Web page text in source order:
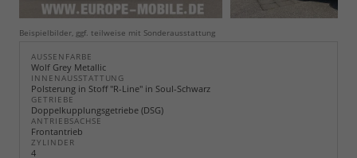
Beispielbilder, ggf. teilweise mit Sonderausstattung
AUSSENFARBE
Wolf Grey Metallic
INNENAUSSTATTUNG
Polsterung in Stoff "R-Line" in Soul-Schwarz
GETRIEBE
Doppelkupplungsgetriebe (DSG)
ANTRIEBSACHSE
Frontantrieb
ZYLINDER
4